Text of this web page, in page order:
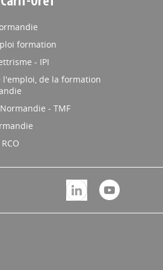
formation
- IPI
l'emploi, de la formation
- TMF